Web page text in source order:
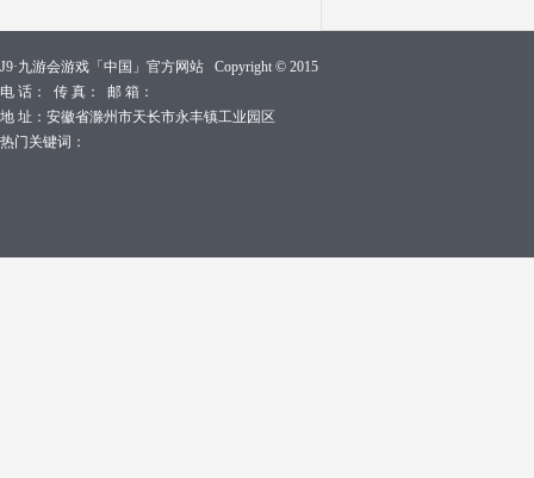
J9·九游会游戏「中国」官方网站 Copyright © 2015
电 话： 传 真： 邮 箱：
地 址：安徽省滁州市天长市永丰镇工业园区
热门关键词：